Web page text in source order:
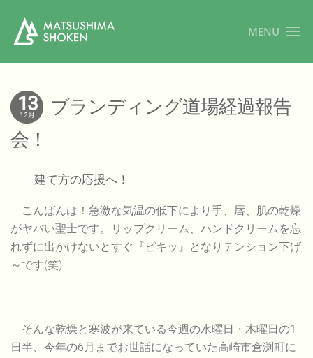
MENU
13
12月
ブランディング道場経過報告
会！
建て方の応援へ！
こんばんは！急激な気温の低下により手、唇、肌の乾燥
がヤバい聖士です。リップクリーム、ハンドクリームを忘
れずに出かけないとすぐ『ピキッ』となりテンション下げ
～です(笑)
そんな乾燥と寒波が来ている今週の水曜日・木曜日の1
日半、今年の6月までお世話になっていた高崎市倉渕町に